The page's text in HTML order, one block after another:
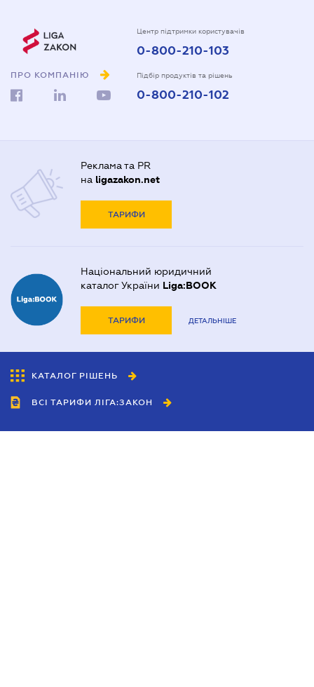
ПРО КОМПАНІЮ
Центр підтримки користувачів
0-800-210-103
Підбір продуктів та рішень
0-800-210-102
Реклама та PR
на ligazakon.net
ТАРИФИ
Національний юридичний
каталог України Liga:BOOK
ТАРИФИ ДЕТАЛЬНІШЕ
КАТАЛОГ РІШЕНЬ
ВСІ ТАРИФИ ЛІГА:ЗАКОН